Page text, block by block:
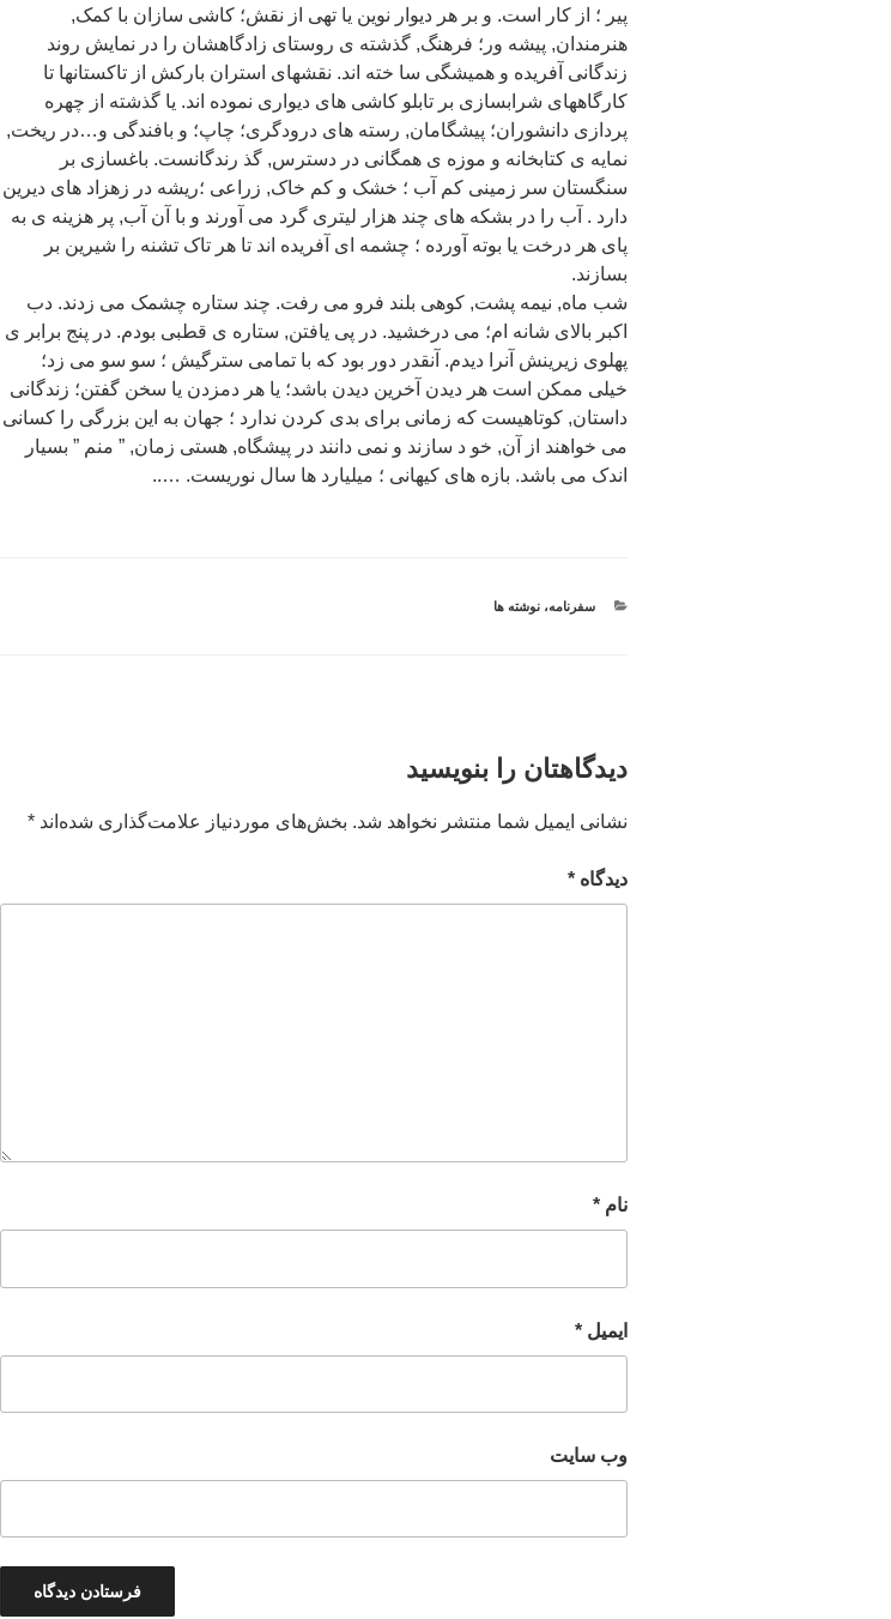
پیر ؛ از کار است. و بر هر دیوار نوین یا تهی از نقش؛ کاشی سازان با کمک,
هنرمندان, پیشه ور؛ فرهنگ, گذشته ی روستای زادگاهشان را در نمایش روند
زندگانی آفریده و همیشگی سا خته اند. نقشهای استران بارکش از تاکستانها تا
کارگاههای شرابسازی بر تابلو کاشی های دیواری نموده اند. یا گذشته از چهره
پردازی دانشوران؛ پیشگامان, رسته های درودگری؛ چاپ؛ و بافندگی و…در ریخت,
نمایه ی کتابخانه و موزه ی همگانی در دسترس, گذ رندگانست. باغسازی بر
سنگستان سر زمینی کم آب ؛ خشک و کم خاک, زراعی ؛ریشه در زهزاد های دیرین
دارد . آب را در بشکه های چند هزار لیتری گرد می آورند و با آن آب, پر هزینه ی به
پای هر درخت یا بوته آورده ؛ چشمه ای آفریده اند تا هر تاک تشنه را شیرین بر
بسازند.
شب ماه, نیمه پشت, کوهی بلند فرو می رفت. چند ستاره چشمک می زدند. دب
اکبر بالای شانه ام؛ می درخشید. در پی یافتن, ستاره ی قطبی بودم. در پنج برابر ی
پهلوی زیرینش آنرا دیدم. آنقدر دور بود که با تمامی سترگیش ؛ سو سو می زد؛
خیلی ممکن است هر دیدن آخرین دیدن باشد؛ یا هر دمزدن یا سخن گفتن؛ زندگانی
داستان, کوتاهیست که زمانی برای بدی کردن ندارد ؛ جهان به این بزرگی را کسانی
می خواهند از آن, خو د سازند و نمی دانند در پیشگاه, هستی زمان, ” منم ” بسیار
اندک می باشد. بازه های کیهانی ؛ میلیارد ها سال نوریست. …..
دسته‌ها
سفرنامه،نوشته ها
دیدگاهتان را بنویسید
نشانی ایمیل شما منتشر نخواهد شد. بخش‌های موردنیاز علامت‌گذاری شده‌اند *
دیدگاه *
نام *
ایمیل *
وب‌ سایت